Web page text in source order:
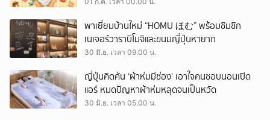
พาเยี่ยมบ้านใหม่ “HOMU ほむ” พร้อมชิมซิก
เนเจอร์วาราบิโมจิและขนมญี่ปุ่นหายาก
30 มิ.ย. เวลา 09.00 น.
ญี่ปุ่นคิดค้น ‘ผ้าห่มมีช่อง’ เอาใจคนชอบนอนเปิด
แอร์ หมดปัญหาผ้าห่มหลุดจนเป็นหวัด
30 มิ.ย. เวลา 05.00 น.